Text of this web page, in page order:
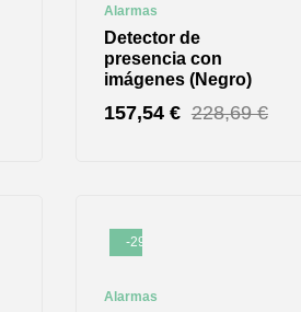
Alarmas
Detector de
presencia con
imágenes (Negro)
228,69€
157,54 €
-29%
Alarmas